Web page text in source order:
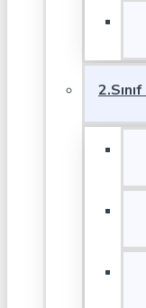
2.Sınıf